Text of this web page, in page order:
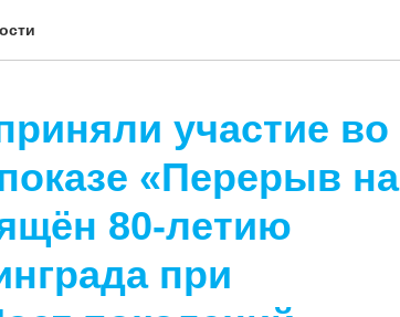
участие во
«Перерыв на
80-летию
при